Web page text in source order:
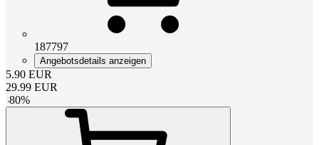
187797
Angebotsdetails anzeigen
5.90 EUR
29.99 EUR
-80%